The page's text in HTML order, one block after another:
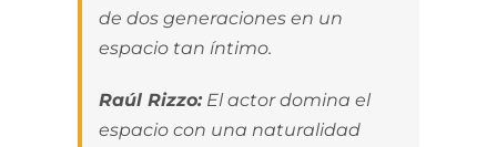
de dos generaciones en un
espacio tan íntimo.
Raúl Rizzo:El actor domina el
espacio con una naturalidad